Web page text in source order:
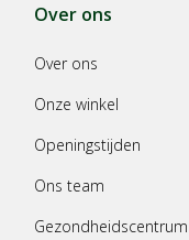
Over ons
Over ons
Onze winkel
Openingstijden
Ons team
Gezondheidscentrum